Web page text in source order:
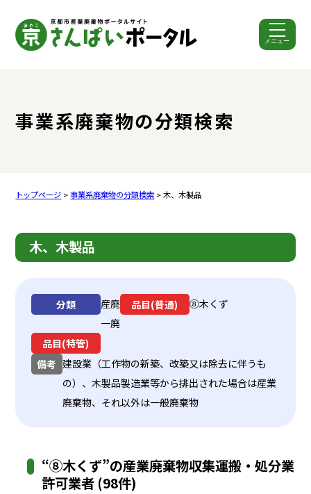
メニュー
事業系廃棄物の分類検索
トップページ >事業系廃棄物の分類検索 > 木、木製品
木、木製品
分類
産廃
一廃
品目(普通) ⑧木くず
品目(特管)
備考 建設業（工作物の新築、改築又は除去に伴うも
の）、木製品製造業等から排出された場合は産業
廃棄物、それ以外は一般廃棄物
“⑧木くず”の産業廃棄物収集運搬・処分業
許可業者 (98件)